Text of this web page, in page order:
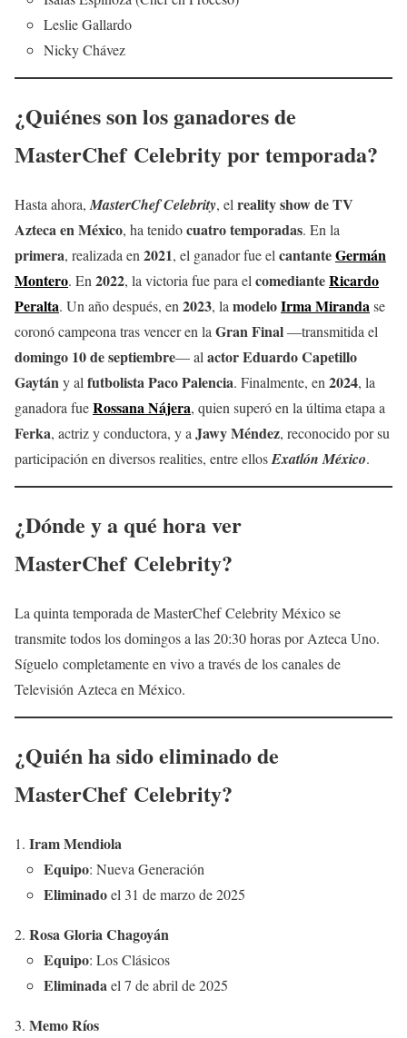
Leslie Gallardo
Nicky Chávez
¿Quiénes son los ganadores de
MasterChef Celebrity por temporada?
Hasta ahora, MasterChef Celebrity, el reality show de TV
Azteca en México, ha tenidocuatro temporadas. En la
primera, realizada en 2021, el ganador fue el cantanteGermán
Montero. En 2022, la victoria fue para el comedianteRicardo
Peralta. Un año después, en 2023, la modeloIrma Mirandase
coronó campeona tras vencer en la Gran Final—transmitida el
domingo 10 de septiembre— al actor Eduardo Capetillo
Gaytány al futbolista Paco Palencia. Finalmente, en 2024, la
ganadora fueRossana Nájera, quien superó en la última etapa a
Ferka, actriz y conductora, y a Jawy Méndez, reconocido por su
participación en diversos realities, entre ellosExatlón México.
¿Dónde y a qué hora ver
MasterChef Celebrity?
La quinta temporada de MasterChef Celebrity México se
transmite todos los domingos a las 20:30 horas por Azteca Uno.
Síguelo completamente en vivo a través de los canales de
Televisión Azteca en México.
¿Quién ha sido eliminado de
MasterChef Celebrity?
Iram Mendiola
Equipo: Nueva Generación
Eliminadoel 31 de marzo de 2025
Rosa Gloria Chagoyán
Equipo: Los Clásicos
Eliminadael 7 de abril de 2025
Memo Ríos